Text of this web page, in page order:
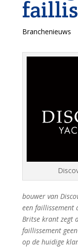
Branchenieuws
bouwer van
een faillissement
Britse krant zegt
faillissement
op de huidige